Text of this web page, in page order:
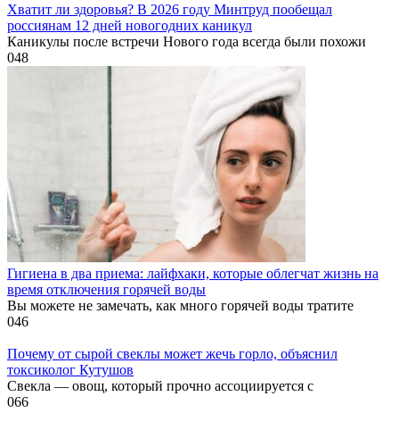
Хватит ли здоровья? В 2026 году Минтруд пообещал
россиянам 12 дней новогодних каникул
Каникулы после встречи Нового года всегда были похожи
048
Гигиена в два приема: лайфхаки, которые облегчат жизнь на
время отключения горячей воды
Вы можете не замечать, как много горячей воды тратите
046
Почему от сырой свеклы может жечь горло, объяснил
токсиколог Кутушов
Свекла — овощ, который прочно ассоциируется с
066